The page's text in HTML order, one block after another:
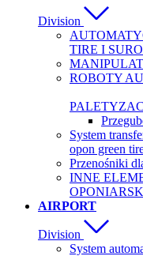
Division
TIRE I
ROBOTY
System
opon green
Przenośniki
INNE
AIRPORT
Division
System